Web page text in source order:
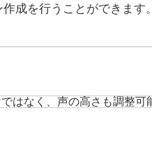
成を行うことができます。